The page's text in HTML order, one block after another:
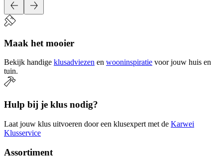
Maak het mooier
Bekijk handige klusadviezen en wooninspiratie voor jouw huis en
tuin.
Hulp bij je klus nodig?
Laat jouw klus uitvoeren door een klusexpert met de Karwei
Klusservice
Assortiment